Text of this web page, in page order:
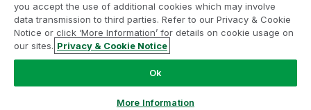
Contratti
Termini del prodotto
Legal Policies
Note Legali
Termini di utilizzo
Marchi
Do Not Share My Info
Copyright © 1993-2026 QlikTech International AB. Tutti i
you accept the use of additional cookies which may involve
data transmission to third parties. Refer to our Privacy & Cookie
Notice or click ‘More Information’ for details on cookie usage on
our sites. Privacy & Cookie Notice
Ok
More Information